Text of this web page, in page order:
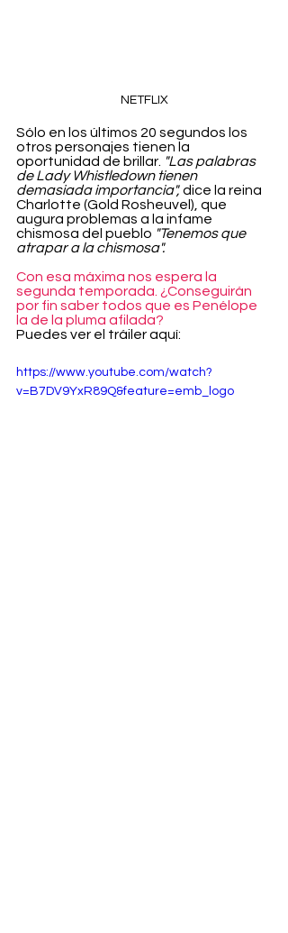
NETFLIX
Sólo en los últimos 20 segundos los
otros personajes tienen la
oportunidad de brillar. "Las palabras
de Lady Whistledown tienen
demasiada importancia", dice la reina
Charlotte (Gold Rosheuvel), que
augura problemas a la infame
chismosa del pueblo "Tenemos que
atrapar a la chismosa".
Con esa máxima nos espera la
segunda temporada. ¿Conseguirán
por fin saber todos que es Penélope
la de la pluma afilada?
Puedes ver el tráiler aquí:
https://www.youtube.com/watch?
v=B7DV9YxR89Q&feature=emb_logo